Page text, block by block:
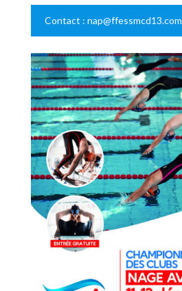
Contact : nap@ffessmcd13.com